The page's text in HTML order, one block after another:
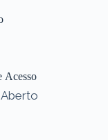
Acesso